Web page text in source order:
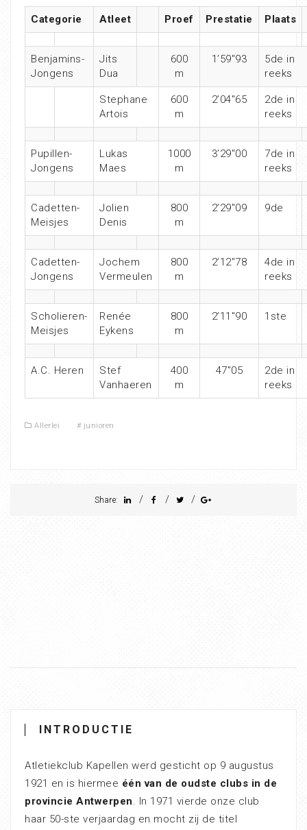
Categorie Atleet Proef Prestatie Plaats
Benjamins-
Jongens
Jits
Dua
600
m
1’59″93
5de in
reeks
Stephane
Artois
600
m
2’04″65
2de in
reeks
Pupillen-
Jongens
Lukas
Maes
1000
m
3’29″00
7de in
reeks
Cadetten-
Meisjes
Jolien
Denis
800
m
2’29″09 9de
Cadetten-
Jongens
Jochem
Vermeulen
800
m
2’12″78
4de in
reeks
Scholieren-
Meisjes
Renée
Eykens
800
m
2’11″90 1ste
A.C. Heren
Stef
Vanhaeren
400
m
47″05
2de in
reeks
Allerlei # junioren
Share: / / /
INTRODUCTIE
Atletiekclub Kapellen werd gesticht op 9 augustus
1921 en is hiermee één van de oudste clubs in de
provincie Antwerpen. In 1971 vierde onze club
haar 50-ste verjaardag en mocht zij de titel